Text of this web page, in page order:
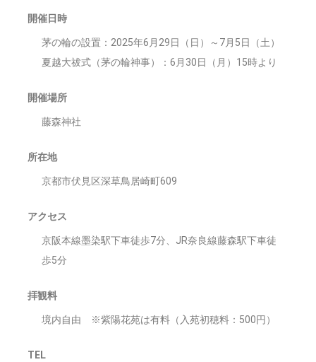
開催日時
茅の輪の設置：2025年6月29日（日）～7月5日（土）
夏越大祓式（茅の輪神事）：6月30日（月）15時より
開催場所
藤森神社
所在地
京都市伏見区深草鳥居崎町609
アクセス
京阪本線墨染駅下車徒歩7分、JR奈良線藤森駅下車徒
歩5分
拝観料
境内自由 ※紫陽花苑は有料（入苑初穂料：500円）
TEL